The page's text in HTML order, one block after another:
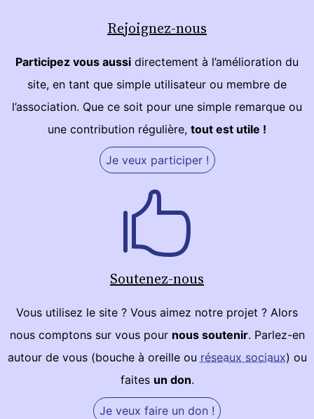
Rejoignez-nous
Participez vous aussi directement à l’amélioration du
site, en tant que simple utilisateur ou membre de
l’association. Que ce soit pour une simple remarque ou
une contribution régulière, tout est utile !
Je veux participer !
Soutenez-nous
Vous utilisez le site ? Vous aimez notre projet ? Alors
nous comptons sur vous pour nous soutenir. Parlez-en
autour de vous (bouche à oreille ou réseaux sociaux) ou
faites un don.
Je veux faire un don !